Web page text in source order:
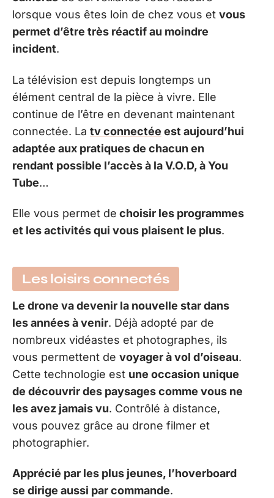
lorsque vous êtes loin de chez vous et vous
permet d’être très réactif au moindre
incident.
La télévision est depuis longtemps un
élément central de la pièce à vivre. Elle
continue de l’être en devenant maintenant
connectée. La tv connectée est aujourd’hui
adaptée aux pratiques de chacun en
rendant possible l’accès à la V.O.D, à You
Tube…
Elle vous permet de choisir les programmes
et les activités qui vous plaisent le plus.
Les loisirs connectés
Le drone va devenir la nouvelle star dans
les années à venir. Déjà adopté par de
nombreux vidéastes et photographes, ils
vous permettent de voyager à vol d’oiseau.
Cette technologie est une occasion unique
de découvrir des paysages comme vous ne
les avez jamais vu. Contrôlé à distance,
vous pouvez grâce au drone filmer et
photographier.
Apprécié par les plus jeunes, l’hoverboard
se dirige aussi par commande.